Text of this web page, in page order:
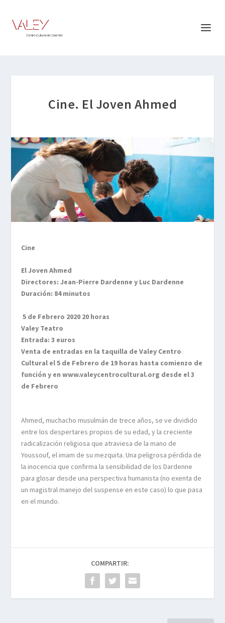
Cine. El Joven Ahmed
Cine
El Joven Ahmed
Directores: Jean-Pierre Dardenne y Luc Dardenne
Duración: 84 minutos
5 de Febrero 2020 20 horas
Valey Teatro
Entrada: 3 euros
Venta de entradas en la taquilla de Valey Centro
Cultural el 5 de Febrero de 19 horas hasta comienzo de
función y en www.valeycentrocultural.org desde el 3
de Febrero
Ahmed, muchacho musulmán de trece años, se ve dividido
entre los despertares propios de su edad, y la creciente
radicalización religiosa que atraviesa de la mano de
Youssouf, el imam de su mezquita. Una peligrosa pérdida de
la inocencia que confirma la sensibilidad de los Dardenne
para glosar desde una perspectiva humanista (no exenta de
un magistral manejo del suspense en este caso) lo que pasa
en el mundo.
COMPARTIR: